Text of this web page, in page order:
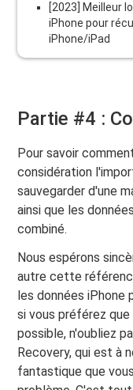
[2023] Meilleur
iPhone pour
iPhone/iPad
Partie #4 :
Pour savoir
considération
sauvegarder d'une
ainsi que les
combiné.
Nous espérons
autre cette
les données iPhone
si vous préférez
possible, n'oubliez
Recovery, qui est à
fantastique que